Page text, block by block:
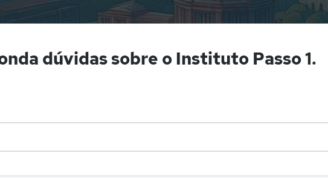
dúvidas sobre o Instituto Passo 1.